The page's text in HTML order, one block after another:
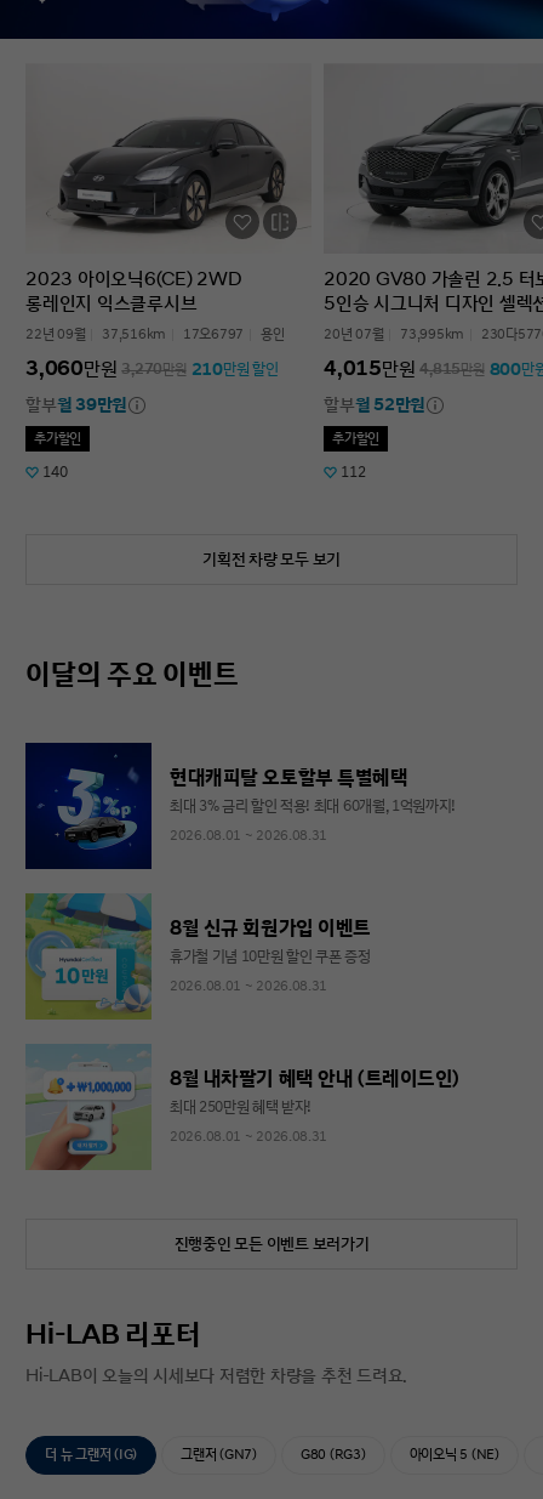
입장에서는 이 부분이 특히
있을 것 같습니다. 중고차 구매가
처음이거나 차량 상태 확인이 어려운
분들에게는 현대인증중고차를 충분히
고려해볼 만하다고 생각합니다.
2023 아이오닉6(CE) 2WD
롱레인지 익스클루시브
22년 09월 37,516km 17오6797 용인
3,060만원 3,270만원 210만원 할인
할부월 39만원
추가할인
140
2020 GV80 가솔린 2.5 터
5인승 시그니처 디자인 셀
20년 07월 73,995km 230다
4,015만원 4,815만원 800만
할부월 52만원
추가할인
112
기획전 차량 모두 보기
이달의 주요 이벤트
현대캐피탈 오토할부 특별혜택
최대 3% 금리 할인 적용! 최대 60개월, 1억원까지!
2026.08.01 ~ 2026.08.31
8월 신규 회원가입 이벤트
휴가철 기념 10만원 할인 쿠폰 증정
2026.08.01 ~ 2026.08.31
8월 내차팔기 혜택 안내 (트레이드인)
최대 250만원 혜택 받자!
2026.08.01 ~ 2026.08.31
진행중인 모든 이벤트 보러가기
Hi-LAB 리포터
Hi-LAB이 오늘의 시세보다 저렴한 차량을 추천 드려요.
더 뉴 그랜저 (IG) 그랜저 (GN7) G80 (RG3) 아이오닉 5 (NE)